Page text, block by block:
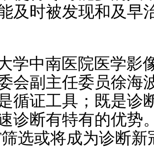
及时被发现和及早
学中南医院医学影
会副主任委员徐海
循证工具；既是诊
诊断有特有的优势
筛选或将成为诊断